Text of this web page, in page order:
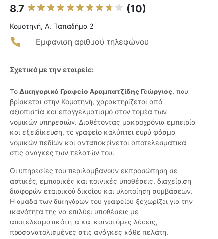
8.7 (10)
Κομοτηνή, Α. Παπαδήμα 2
Εμφάνιση αριθμού τηλεφώνου
Σχετικά με την εταιρεία:
Το Δικηγορικό Γραφείο Αραμπατζίδης Γεώργιος, που
βρίσκεται στην Κομοτηνή, χαρακτηρίζεται από
αξιοπιστία και επαγγελματισμό στον τομέα των
νομικών υπηρεσιών. Διαθέτοντας μακροχρόνια εμπειρία
και εξειδίκευση, το γραφείο καλύπτει ευρύ φάσμα
νομικών πεδίων και ανταποκρίνεται αποτελεσματικά
στις ανάγκες των πελατών του.
Οι υπηρεσίες του περιλαμβάνουν εκπροσώπηση σε
αστικές, εμπορικές και ποινικές υποθέσεις, διαχείριση
διαφορών εταιρικού δικαίου και υλοποίηση συμβάσεων.
Η ομάδα των δικηγόρων του γραφείου ξεχωρίζει για την
ικανότητά της να επιλύει υποθέσεις με
αποτελεσματικότητα και καινοτόμες λύσεις,
προσανατολισμένες στις ανάγκες κάθε πελάτη.